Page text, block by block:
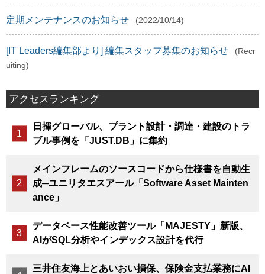
定期メンテナンスのお知らせ (2022/10/14)
[IT Leaders編集部より] 編集スタッフ募集のお知らせ
(Recr
uiting)
アクセスランキング
日揮グローバル、プラント設計・調達・建設のトラ
ブル事例を「JUST.DB」に集約
メインフレームのソースコードから仕様書を自動生
成─ユニリタエスアール「Software Asset Mainten
ance」
データベース性能改善ツール「MAJESTY」新版、
AIがSQL分析やインデックス設計を代行
三井住友海上とあいおい損保、保険金支払業務にAI